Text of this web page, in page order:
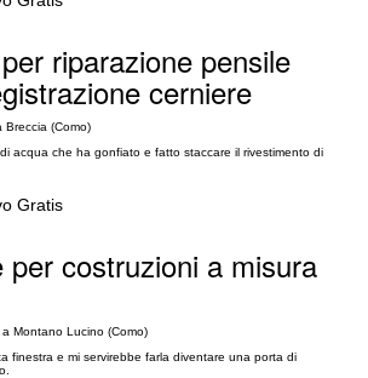
riparazione pensile
cerniere
Breccia (Como)
acqua che ha gonfiato e fatto staccare il rivestimento di
Gratis
per costruzioni a misura
Montano Lucino (Como)
finestra e mi servirebbe farla diventare una porta di